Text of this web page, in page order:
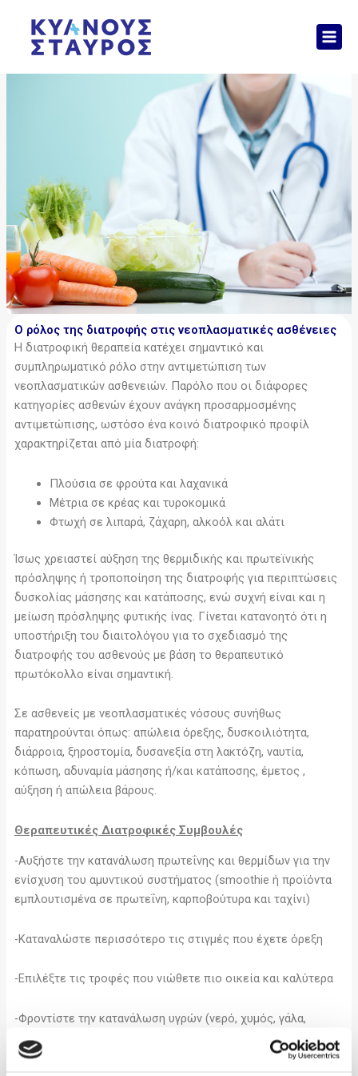
περιεχόμενο
Ο ρόλος της διατροφής στις νεοπλασματικές ασθένειες
Η διατροφική θεραπεία κατέχει σημαντικό και
συμπληρωματικό ρόλο στην αντιμετώπιση των
νεοπλασματικών ασθενειών. Παρόλο που οι διάφορες
κατηγορίες ασθενών έχουν ανάγκη προσαρμοσμένης
αντιμετώπισης, ωστόσο ένα κοινό διατροφικό προφίλ
χαρακτηρίζεται από μία διατροφή:
Πλούσια σε φρούτα και λαχανικά
Μέτρια σε κρέας και τυροκομικά
Φτωχή σε λιπαρά, ζάχαρη, αλκοόλ και αλάτι
Ίσως χρειαστεί αύξηση της θερμιδικής και πρωτεϊνικής
πρόσληψης ή τροποποίηση της διατροφής για περιπτώσεις
δυσκολίας μάσησης και κατάποσης, ενώ συχνή είναι και η
μείωση πρόσληψης φυτικής ίνας. Γίνεται κατανοητό ότι η
υποστήριξη του διαιτολόγου για το σχεδιασμό της
διατροφής του ασθενούς με βάση το θεραπευτικό
πρωτόκολλο είναι σημαντική.
Σε ασθενείς με νεοπλασματικές νόσους συνήθως
παρατηρούνται όπως: απώλεια όρεξης, δυσκοιλιότητα,
διάρροια, ξηροστομία, δυσανεξία στη λακτόζη, ναυτία,
κόπωση, αδυναμία μάσησης ή/και κατάποσης, έμετος ,
αύξηση ή απώλεια βάρους.
Θεραπευτικές Διατροφικές Συμβουλές
-Αυξήστε την κατανάλωση πρωτεΐνης και θερμίδων για την
ενίσχυση του αμυντικού συστήματος (smoothie ή προϊόντα
εμπλουτισμένα σε πρωτεΐνη, καρποβούτυρα και ταχίνι)
-Καταναλώστε περισσότερο τις στιγμές που έχετε όρεξη
-Επιλέξτε τις τροφές που νιώθετε πιο οικεία και καλύτερα
-Φροντίστε την κατανάλωση υγρών (νερό, χυμός, γάλα,
σούπες)